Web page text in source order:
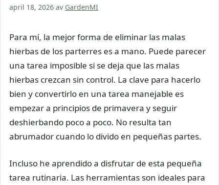
april 18, 2026 av GardenMI
Para mí, la mejor forma de eliminar las malas
hierbas de los parterres es a mano. Puede parecer
una tarea imposible si se deja que las malas
hierbas crezcan sin control. La clave para hacerlo
bien y convertirlo en una tarea manejable es
empezar a principios de primavera y seguir
deshierbando poco a poco. No resulta tan
abrumador cuando lo divido en pequeñas partes.
Incluso he aprendido a disfrutar de esta pequeña
tarea rutinaria. Las herramientas son ideales para